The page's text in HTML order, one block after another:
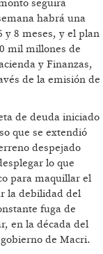
seguirá
habrá una
y 8 meses, y el plan
mil millones de
y Finanzas,
de la emisión de
de deuda iniciado
que se extendió
despejado
lo que
para maquillar el
la debilidad del
fuga de
en la década del
de Macri.